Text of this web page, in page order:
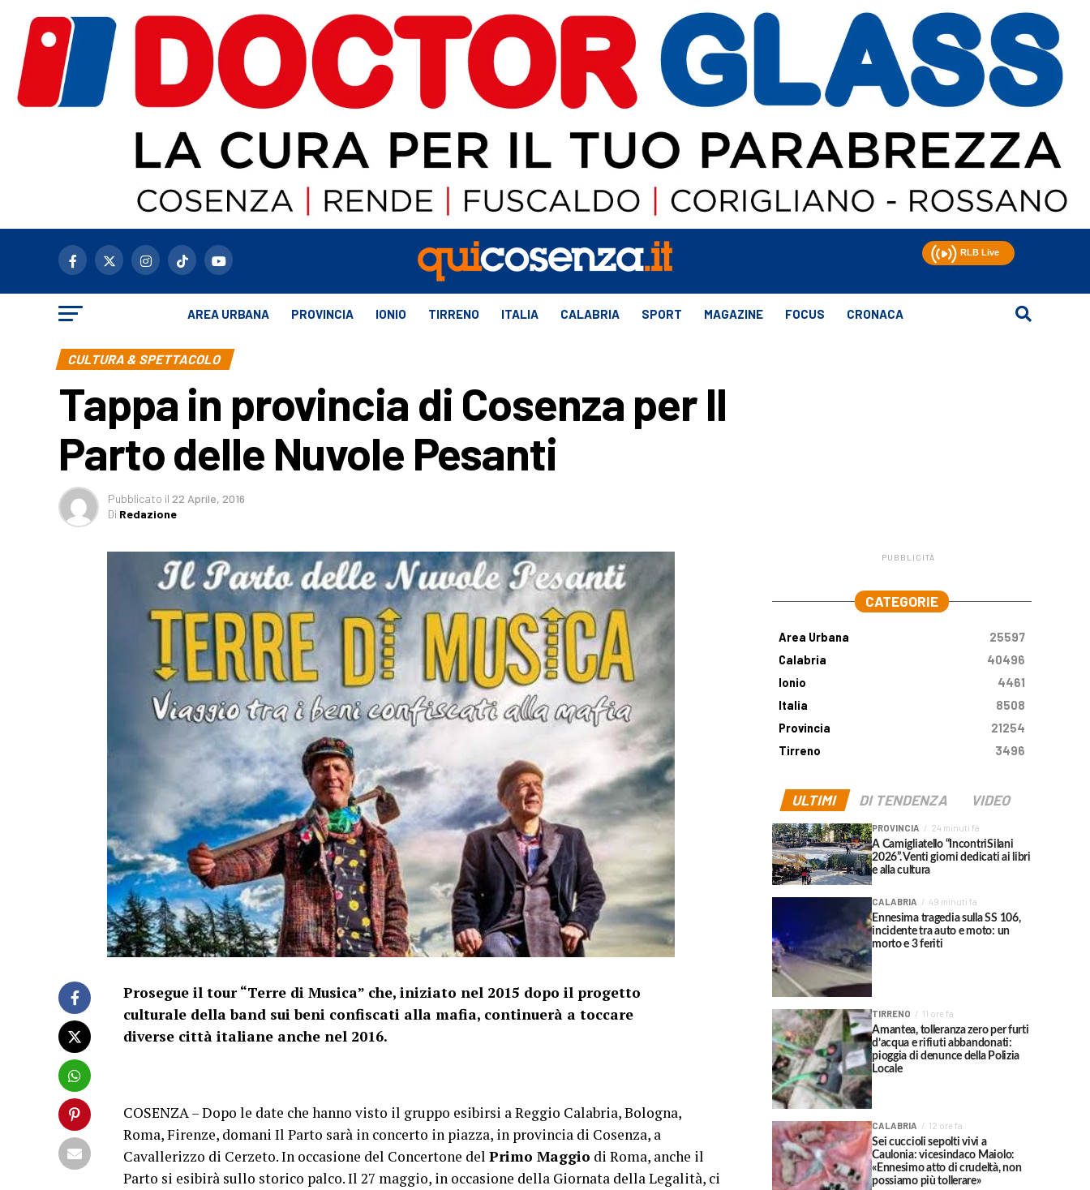
AREA URBANA PROVINCIA IONIO TIRRENO ITALIA CALABRIA SPORT MAGAZINE FOCUS CRONACA
CULTURA & SPETTACOLO
Tappa in provincia di Cosenza per Il
Parto delle Nuvole Pesanti
Pubblicato il 22 Aprile, 2016
Di Redazione
Prosegue il tour “Terre di Musica” che, iniziato nel 2015 dopo il progetto
culturale della band sui beni confiscati alla mafia, continuerà a toccare
diverse città italiane anche nel 2016.
COSENZA – Dopo le date che hanno visto il gruppo esibirsi a Reggio Calabria, Bologna,
Roma, Firenze, domani Il Parto sarà in concerto in piazza, in provincia di Cosenza, a
Cavallerizzo di Cerzeto. In occasione del Concertone del Primo Maggio di Roma, anche il
Parto si esibirà sullo storico palco. Il 27 maggio, in occasione della Giornata della Legalità, ci
PUBBLICITÀ
CATEGORIE
Area Urbana
25597
Calabria
40496
Ionio
4461
Italia
8508
Provincia
21254
Tirreno
3496
ULTIMI DI TENDENZA VIDEO
PROVINCIA 24 minuti fa
A Camigliatello “IncontriSilani
2026”. Venti giorni dedicati ai libri
e alla cultura
CALABRIA 49 minuti fa
Ennesima tragedia sulla SS 106,
incidente tra auto e moto: un
morto e 3 feriti
TIRRENO 11 ore fa
Amantea, tolleranza zero per furti
d’acqua e rifiuti abbandonati:
pioggia di denunce della Polizia
Locale
CALABRIA 12 ore fa
Sei cuccioli sepolti vivi a
Caulonia: vicesindaco Maiolo:
«Ennesimo atto di crudeltà, non
possiamo più tollerare»